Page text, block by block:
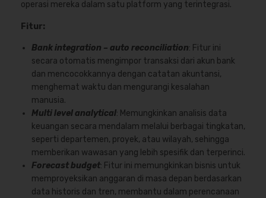
operasi mereka dalam satu platform yang terintegrasi.
Fitur:
Bank integration – auto reconciliation: Fitur ini
secara otomatis mengimpor transaksi dari akun bank
dan mencocokkannya dengan catatan akuntansi,
menghemat waktu dan mengurangi kesalahan
manusia.
Multi level analytical: Memungkinkan analisis data
keuangan secara mendalam melalui berbagai tingkatan,
seperti departemen, proyek, atau wilayah, sehingga
memberikan wawasan yang lebih spesifik dan terperinci.
Forecast budget: Fitur ini memungkinkan bisnis untuk
memproyeksikan anggaran di masa depan berdasarkan
data historis dan tren, membantu dalam perencanaan